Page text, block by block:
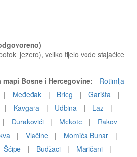
jezero), veliko tijelo vode stajaćice
mapi Bosne i Hercegovine:
Rotimlja
| Međeđak | Brlog | Garišta
|
| Kavgara | Udbina | Laz
|
| Durakovići | Mekote |
Rakov
| Vlačine | Momića Bunar
|
Šćipe | Budžaci | Maričani |